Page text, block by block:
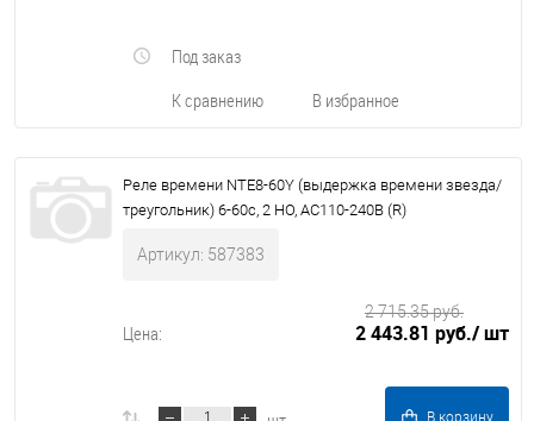
К сравнению В избранное
Под заказ
Реле времени NTE8-60Y (выдержка времени звезда/
треугольник) 6-60с, 2 НО, AC110-240В (R)
Артикул: 587383
Цена: 2 443.81 руб./ шт
2 715.35 руб.
В корзину